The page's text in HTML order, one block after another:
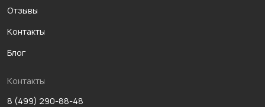
Отзывы
Контакты
Блог
Контакты
8 (499) 290-88-48